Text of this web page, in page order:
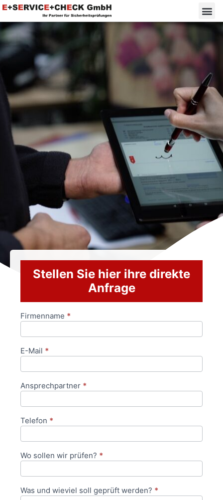
Stellen Sie hier ihre direkte
Anfrage
Anfrageformular
Firmenname *
E-Mail *
Ansprechpartner *
Telefon *
Wo sollen wir prüfen? *
Was und wieviel soll geprüft werden? *